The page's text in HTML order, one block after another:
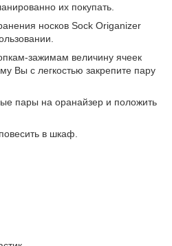
их покупать.
носков Sock Origanizer
зажимам величину ячеек
Вы с легкостью закрепите пару
пары на оранайзер и положить
в шкаф.